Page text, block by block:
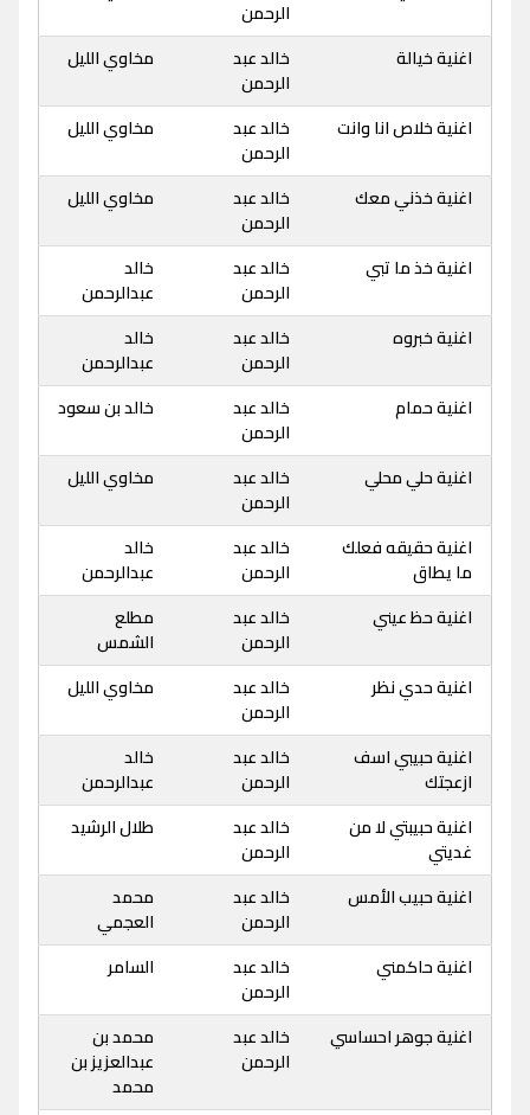
الرحمن
اغنية خيالة
خالد عبد
الرحمن
مخاوي الليل
اغنية خلاص انا وانت
خالد عبد
الرحمن
مخاوي الليل
اغنية خذني معك
خالد عبد
الرحمن
مخاوي الليل
اغنية خذ ما تبي
خالد عبد
الرحمن
خالد
عبدالرحمن
اغنية خبروه
خالد عبد
الرحمن
خالد
عبدالرحمن
اغنية حمام
خالد عبد
الرحمن
خالد بن سعود
اغنية حلي محلي
خالد عبد
الرحمن
مخاوي الليل
اغنية حقيقه فعلك
ما يطاق
خالد عبد
الرحمن
خالد
عبدالرحمن
اغنية حظ عيني
خالد عبد
الرحمن
مطلع
الشمس
اغنية حدي نظر
خالد عبد
الرحمن
مخاوي الليل
اغنية حبيبي اسف
ازعجتك
خالد عبد
الرحمن
خالد
عبدالرحمن
اغنية حبيبتي لا من
غديتي
خالد عبد
الرحمن
طلال الرشيد
اغنية حبيب الأمس
خالد عبد
الرحمن
محمد
العجمي
اغنية حاكمني
خالد عبد
الرحمن
السامر
اغنية جوهر احساسي
خالد عبد
الرحمن
محمد بن
عبدالعزيز بن
محمد